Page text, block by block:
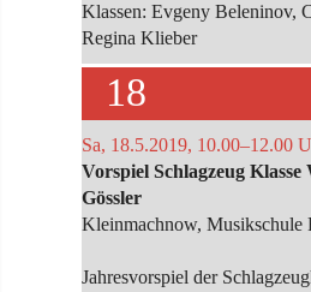
Klassen: Evgeny Beleninov,
Regina Klieber
18
Sa, 18.5.2019, 10.00–12.00
Vorspiel Schlagzeug Klasse
Gössler
Kleinmachnow, Musikschule
Jahresvorspiel der